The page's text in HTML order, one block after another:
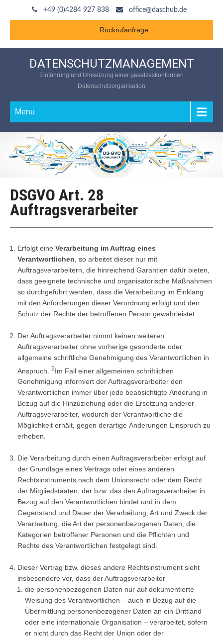
+49 (0)4284 927 838 office@daschub.de
Rückrufanfrage
DATENSCHUTZMANAGEMENT
Einführung und Umsetzung einer gesetzeskonformen
Datenschutzorganisation
Menu
DSGVO Art. 28
Auftragsverarbeiter
Erfolgt eine Verarbeitung im Auftrag eines
Verantwortlichen , so arbeitet dieser nur mit
Auftragsverarbeitern, die hinreichend Garantien dafür bieten,
dass geeignete technische und organisatorische Maßnahmen
so durchgeführt werden, dass die Verarbeitung im Einklang
mit den Anforderungen dieser Verordnung erfolgt und den
Schutz der Rechte der betroffenen Person gewährleistet.
Der Auftragsverarbeiter nimmt keinen weiteren
Auftragsverarbeiter ohne vorherige gesonderte oder
allgemeine schriftliche Genehmigung des Verantwortlichen in
Anspruch.
2Im Fall einer allgemeinen schriftlichen
Genehmigung informiert der Auftragsverarbeiter den
Verantwortlichen immer über jede beabsichtigte Änderung in
Bezug auf die Hinzuziehung oder die Ersetzung anderer
Auftragsverarbeiter, wodurch der Verantwortliche die
Möglichkeit erhält, gegen derartige Änderungen Einspruch zu
erheben.
Die Verarbeitung durch einen Auftragsverarbeiter erfolgt auf
der Grundlage eines Vertrags oder eines anderen
Rechtsinstruments nach dem Unionsrecht oder dem Recht
der Mitgliedstaaten, der bzw. das den Auftragsverarbeiter in
Bezug auf den Verantwortlichen bindet und in dem
Gegenstand und Dauer der Verarbeitung, Art und Zweck der
Verarbeitung, die Art der personenbezogenen Daten, die
Kategorien betroffener Personen und die Pflichten und
Rechte des Verantwortlichen festgelegt sind.
Dieser Vertrag bzw. dieses andere Rechtsinstrument sieht
insbesondere vor, dass der Auftragsverarbeiter
die personenbezogenen Daten nur auf dokumentierte
Weisung des Verantwortlichen – auch in Bezug auf die
Übermittlung personenbezogener Daten an ein Drittland
oder eine internationale Organisation – verarbeitet, sofern
er nicht durch das Recht der Union oder der